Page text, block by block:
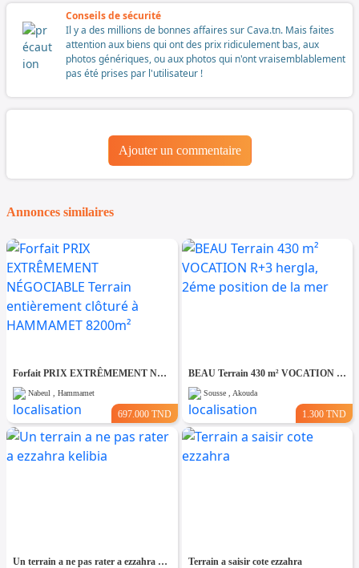
Conseils de sécurité
Il y a des millions de bonnes affaires sur Cava.tn. Mais faites
attention aux biens qui ont des prix ridiculement bas, aux
photos génériques, ou aux photos qui n'ont vraisemblablement
pas été prises par l'utilisateur !
Ajouter un commentaire
Annonces similaires
Forfait PRIX EXTRÊMEMENT NÉGOCIABLE Terrain entièrement clôturé à HAMMAMET 8200m²
Nabeul , Hammamet
697.000 TND
BEAU Terrain 430 m² VOCATION R+3 hergla, 2éme position de la mer
Sousse , Akouda
1.300 TND
Un terrain a ne pas rater a ezzahra kelibia Terrain a saisir cote ezzahra